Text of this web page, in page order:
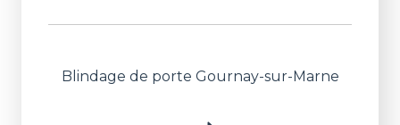
Blindage de porte Gournay-sur-Marne